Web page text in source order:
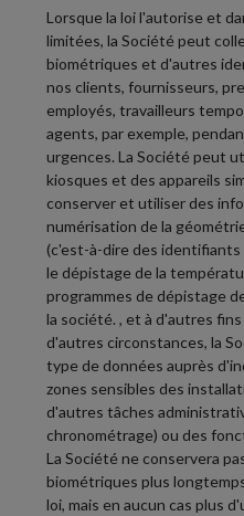
Lorsque la loi l'autorise et
limitées, la Société peut
biométriques et d'autres
nos clients, fournisseurs,
employés, travailleurs
agents, par exemple,
urgences. La Société peut
kiosques et des appareils
conserver et utiliser des
numérisation de la
(c'est-à-dire des
le dépistage de la
programmes de dépistage
la société. , et à d'autres
d'autres circonstances, la
type de données auprès
zones sensibles des
d'autres tâches
chronométrage) ou des
La Société ne conservera
biométriques plus
loi, mais en aucun cas plus